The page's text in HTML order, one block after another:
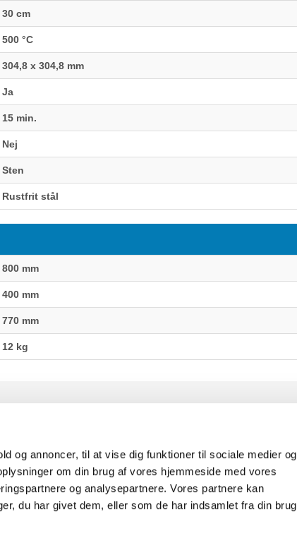
og annoncer, til at vise dig funktioner til sociale medier og
om din brug af vores hjemmeside med vores
og analysepartnere. Vores partnere kan
du har givet dem, eller som de har indsamlet fra din brug
30 cm
500 °C
304,8 x 304,8 mm
Ja
15 min.
Nej
Sten
Rustfrit stål
800 mm
400 mm
770 mm
12 kg
Generelle henvendelser:
kontakt@fcomputer.dk
Service- og reklamationsafdelingen: